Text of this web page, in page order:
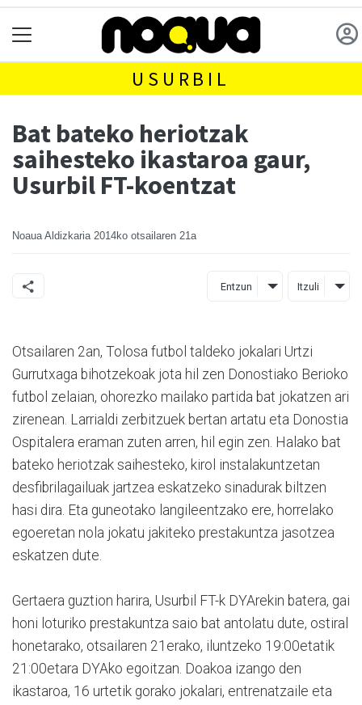
USURBIL
Bat bateko heriotzak
saihesteko ikastaroa gaur,
Usurbil FT-koentzat
Noaua Aldizkaria 2014ko otsailaren 21a
Entzun Itzuli
Otsailaren 2an, Tolosa futbol taldeko jokalari Urtzi
Gurrutxaga bihotzekoak jota hil zen Donostiako Berioko
futbol zelaian, ohorezko mailako partida bat jokatzen ari
zirenean. Larrialdi zerbitzuek bertan artatu eta Donostia
Ospitalera eraman zuten arren, hil egin zen. Halako bat
bateko heriotzak saihesteko, kirol instalakuntzetan
desfibrilagailuak jartzea eskatzeko sinadurak biltzen
hasi dira. Eta guneotako langileentzako ere, horrelako
egoeretan nola jokatu jakiteko prestakuntza jasotzea
eskatzen dute.
Gertaera guztion harira, Usurbil FT-k DYArekin batera, gai
honi loturiko prestakuntza saio bat antolatu dute, ostiral
honetarako, otsailaren 21erako, iluntzeko 19:00etatik
21:00etara DYAko egoitzan. Doakoa izango den
ikastaroa, 16 urtetik gorako jokalari, entrenatzaile eta